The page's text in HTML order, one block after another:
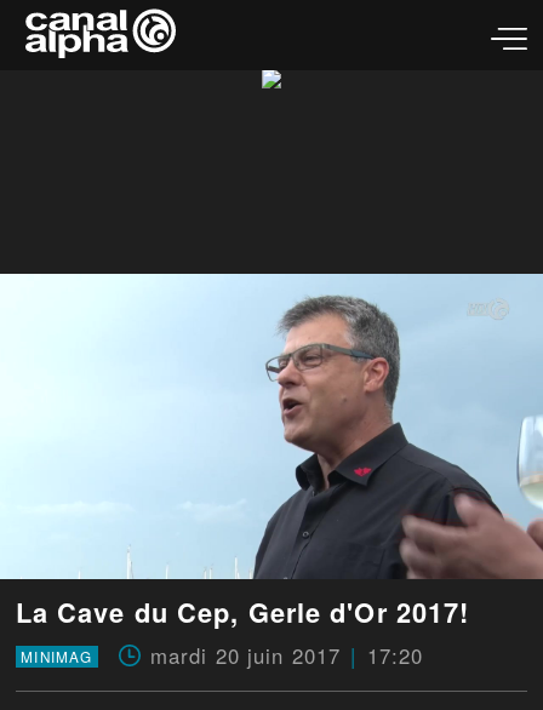
La Cave du Cep, Gerle d'Or 2017!
MINIMAG mardi 20 juin 2017 17:20